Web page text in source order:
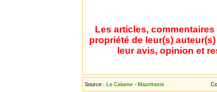
Les articles,
propriété de leur(s)
leur avis, opinion et
Source : Le Calame - Mauritanie